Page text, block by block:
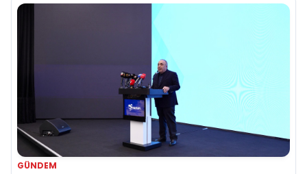
GÜNDEM